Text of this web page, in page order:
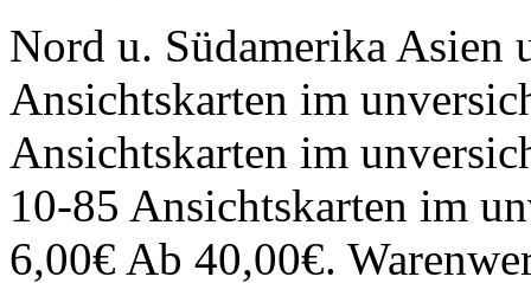
Nord u. Südamerika Asien
Ansichtskarten im
Ansichtskarten im
10-85 Ansichtskarten im
6,00€ Ab 40,00€.